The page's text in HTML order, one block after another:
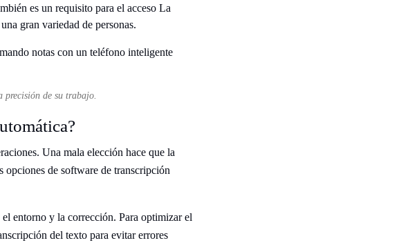
es un requisito para el acceso La
gran variedad de personas.
precisión de su trabajo.
Una mala elección hace que la
opciones de software de transcripción
entorno y la corrección. Para optimizar el
del texto para evitar errores